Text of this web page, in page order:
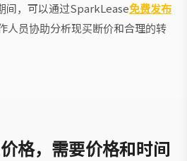
间，可以通过SparkLease免费发布
人员协助分析现买断价和合理的转
格，需要价格和时间